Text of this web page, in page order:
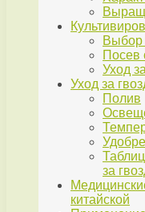
Выбор
Посев
Уход
Уход за
Полив
за
китайской